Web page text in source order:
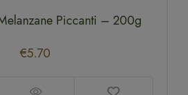
Piccanti – 200g
€5.70